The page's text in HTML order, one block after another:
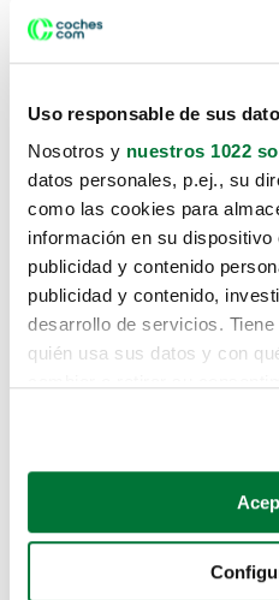
Uso responsable de sus
Nosotros y nuestros 1022
datos personales, p.ej., su
como las cookies para
información en su
publicidad y contenido
publicidad y contenido,
desarrollo de servicios.
quién usa sus datos y con
Si lo permite, también
Recopilar información
Identificar su dispositivo
Lo sentimos, no
te hemos traido
Pero puedes encontrar el
buscando en alguno de
Coches de segunda mano
Coches de km0